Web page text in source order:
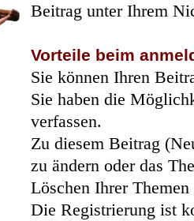
Beitrag unter Ihrem
Vorteile beim
Sie können Ihren
Sie haben die
verfassen.
Zu diesem Beitrag
zu ändern oder das
Löschen Ihrer
Die Registrierung ist